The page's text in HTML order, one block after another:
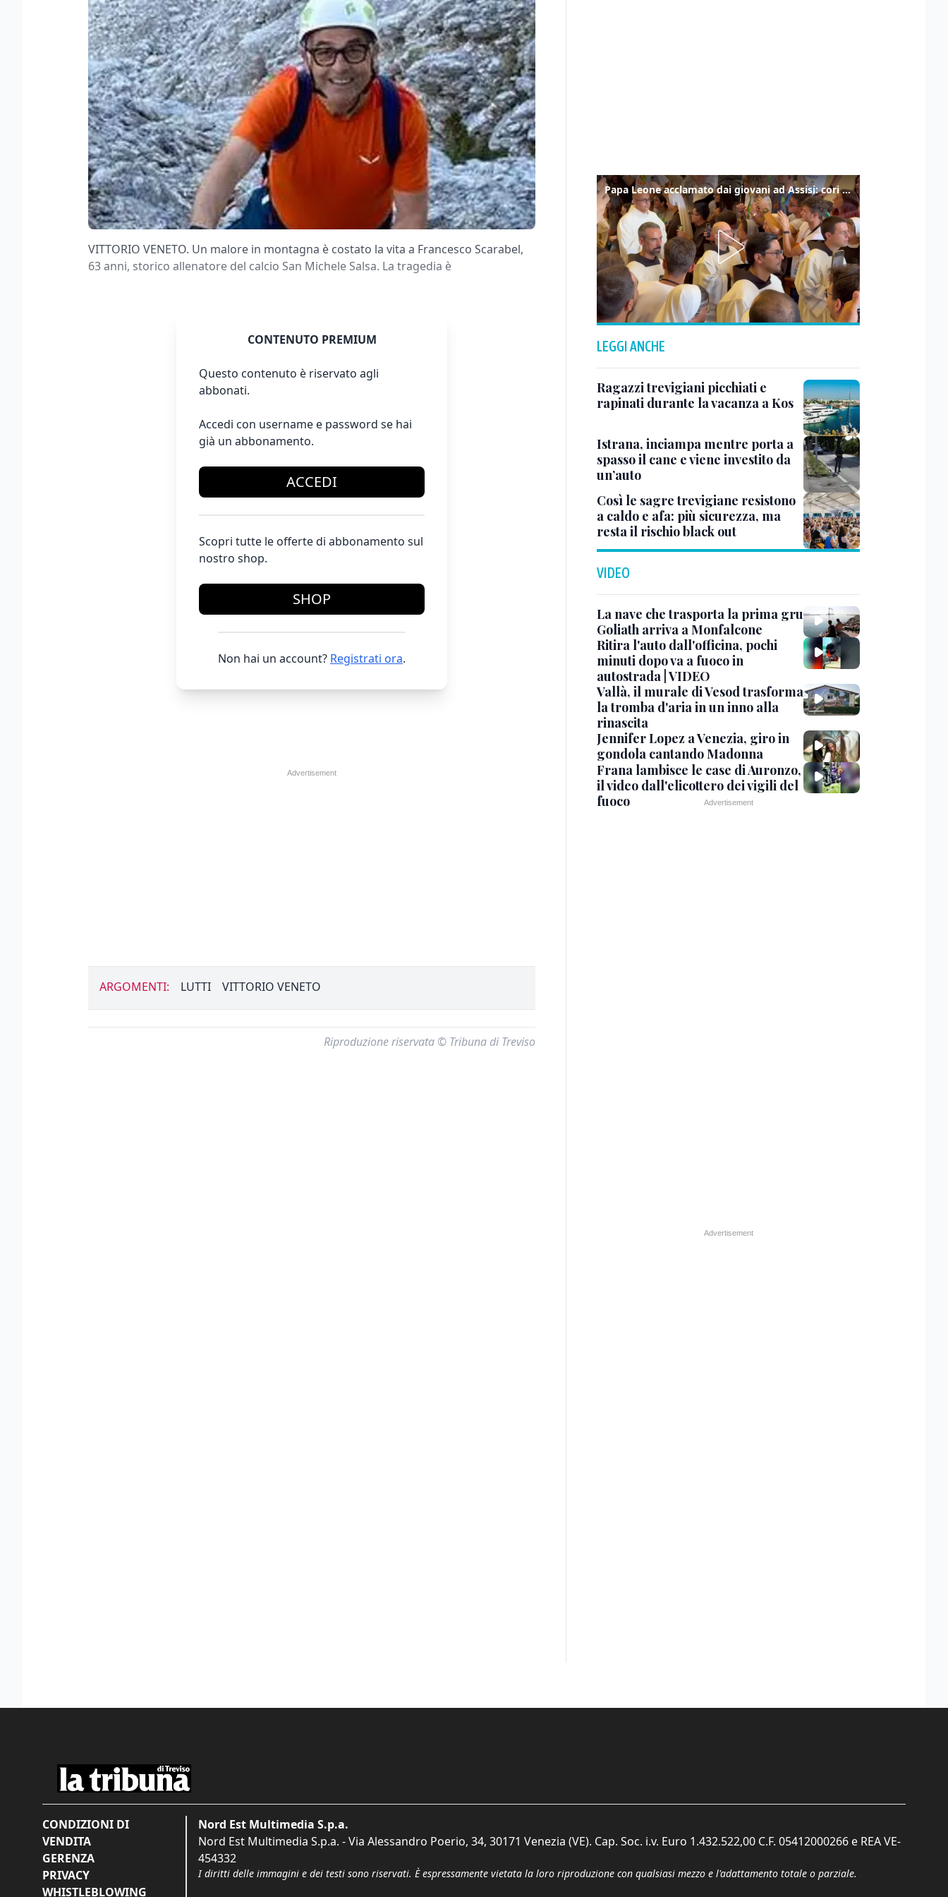
VITTORIO VENETO. Un malore in montagna è costato la vita a Francesco Scarabel,
63 anni, storico allenatore del calcio San Michele Salsa. La tragedia è
CONTENUTO PREMIUM
Questo contenuto è riservato agli
abbonati.
Accedi con username e password se hai
già un abbonamento.
ACCEDI
Scopri tutte le offerte di abbonamento sul
nostro shop.
SHOP
Non hai un account? Registrati ora.
ARGOMENTI: LUTTI VITTORIO VENETO
Riproduzione riservata © Tribuna di Treviso
Papa Leone acclamato dai giovani ad Assisi: cori e applausi
LEGGI ANCHE
Ragazzi trevigiani picchiati e
rapinati durante la vacanza a Kos
Istrana, inciampa mentre porta a
spasso il cane e viene investito da
un’auto
Così le sagre trevigiane resistono
a caldo e afa: più sicurezza, ma
resta il rischio black out
VIDEO
La nave che trasporta la prima gru
Goliath arriva a Monfalcone
Ritira l'auto dall'officina, pochi
minuti dopo va a fuoco in
autostrada | VIDEO
Vallà, il murale di Vesod trasforma
la tromba d'aria in un inno alla
rinascita
Jennifer Lopez a Venezia, giro in
gondola cantando Madonna
Frana lambisce le case di Auronzo,
il video dall'elicottero dei vigili del
fuoco
CONDIZIONI DI
VENDITA
GERENZA
PRIVACY
WHISTLEBLOWING
Nord Est Multimedia S.p.a.
Nord Est Multimedia S.p.a. - Via Alessandro Poerio, 34, 30171 Venezia (VE). Cap. Soc. i.v. Euro 1.432.522,00 C.F. 05412000266 e REA VE-
454332
I diritti delle immagini e dei testi sono riservati. È espressamente vietata la loro riproduzione con qualsiasi mezzo e l'adattamento totale o parziale.